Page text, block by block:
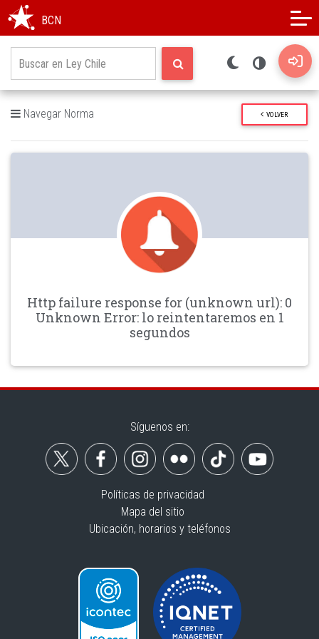
BCN
Navegar Norma VOLVER
Http failure response for (unknown url): 0
Unknown Error: lo reintentaremos en 1
segundos
Síguenos en:
Políticas de privacidad
Mapa del sitio
Ubicación, horarios y teléfonos